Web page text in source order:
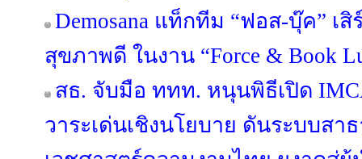
Demosana แท็กทีม “ฟอส-บุ๊ค” เ
สุขภาพดี ในงาน “Force & Book
สธ. จับมือ ททท. หนุนพิธีเปิด
วาระเด่นเชิงนโยบาย ดันระบบส